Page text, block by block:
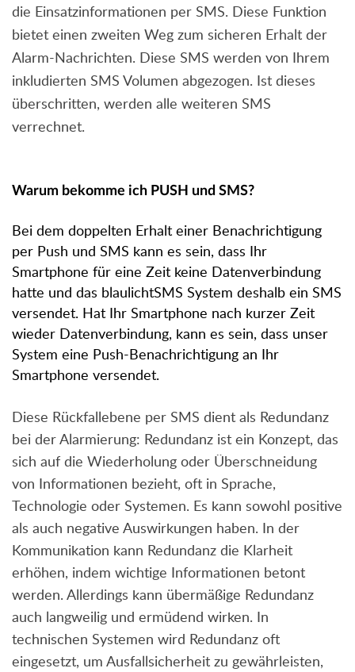
die Einsatzinformationen per SMS. Diese Funktion
bietet einen zweiten Weg zum sicheren Erhalt der
Alarm-Nachrichten. Diese SMS werden von Ihrem
inkludierten SMS Volumen abgezogen. Ist dieses
überschritten, werden alle weiteren SMS
verrechnet.
Warum bekomme ich PUSH und SMS?
Bei dem doppelten Erhalt einer Benachrichtigung
per Push und SMS kann es sein, dass Ihr
Smartphone für eine Zeit keine Datenverbindung
hatte und das blaulichtSMS System deshalb ein SMS
versendet. Hat Ihr Smartphone nach kurzer Zeit
wieder Datenverbindung, kann es sein, dass unser
System eine Push-Benachrichtigung an Ihr
Smartphone versendet.
Diese Rückfallebene per SMS dient als Redundanz
bei der Alarmierung: Redundanz ist ein Konzept, das
sich auf die Wiederholung oder Überschneidung
von Informationen bezieht, oft in Sprache,
Technologie oder Systemen. Es kann sowohl positive
als auch negative Auswirkungen haben. In der
Kommunikation kann Redundanz die Klarheit
erhöhen, indem wichtige Informationen betont
werden. Allerdings kann übermäßige Redundanz
auch langweilig und ermüdend wirken. In
technischen Systemen wird Redundanz oft
eingesetzt, um Ausfallsicherheit zu gewährleisten,